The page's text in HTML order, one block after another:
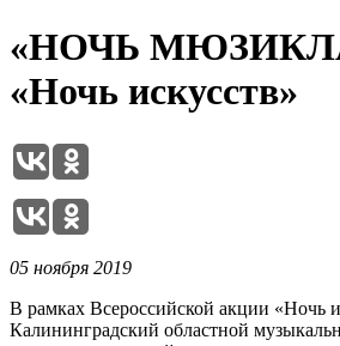
«НОЧЬ
«Ночь искусств»
05 ноября 2019
В рамках Всероссийской акции «Ночь
Калининградский областной